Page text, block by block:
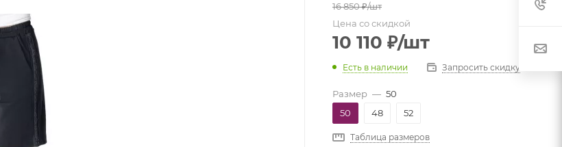
16 850₽/шт
Цена со скидкой
10 110 ₽/шт
Есть в наличии Запросить скидку
Размер — 50
50
48 52
Таблица размеров